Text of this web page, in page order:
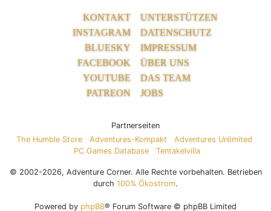
KONTAKT
INSTAGRAM
BLUESKY
FACEBOOK
YOUTUBE
PATREON
UNTERSTÜTZEN
DATENSCHUTZ
IMPRESSUM
ÜBER UNS
DAS TEAM
JOBS
Partnerseiten
The Humble Store
Adventures-Kompakt
Adventures Unlimited
PC Games Database
Tentakelvilla
© 2002-2026, Adventure Corner. Alle Rechte vorbehalten. Betrieben
durch 100% Ökostrom.
Powered by phpBB® Forum Software © phpBB Limited